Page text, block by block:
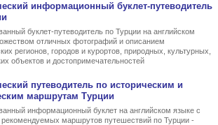
информационный буклет-путеводитель
буклет-путеводитель по Турции на английском
отличных фотографий и описанием
регионов, городов и курортов, природных, культурных,
объектов и достопримечательностей
путеводитель по историческим и
маршрутам Турции
информационный буклет на английском языке с
маршрутов путешествий по Турции -